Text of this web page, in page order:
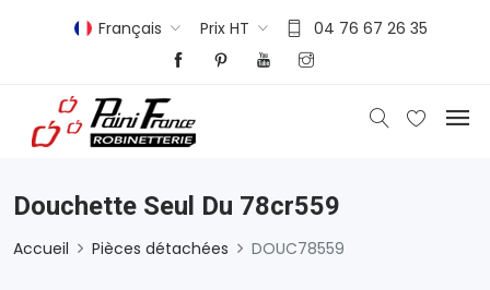
Français Prix HT 04 76 67 26 35
Douchette Seul Du 78cr559
Accueil Pièces détachées DOUC78559